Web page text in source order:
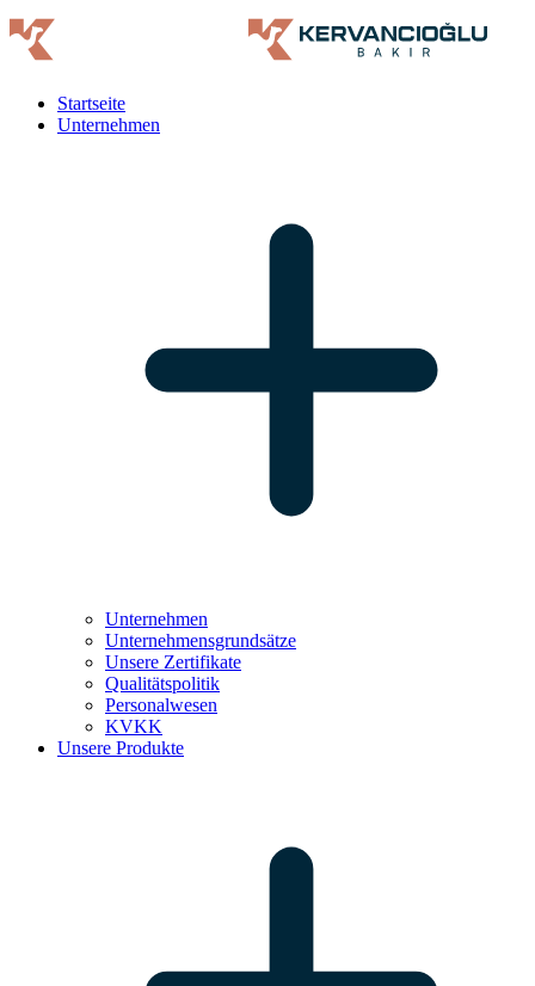
Startseite
Unternehmen
Unternehmen
Unternehmensgrundsätze
Unsere Zertifikate
Qualitätspolitik
Personalwesen
KVKK
Unsere Produkte